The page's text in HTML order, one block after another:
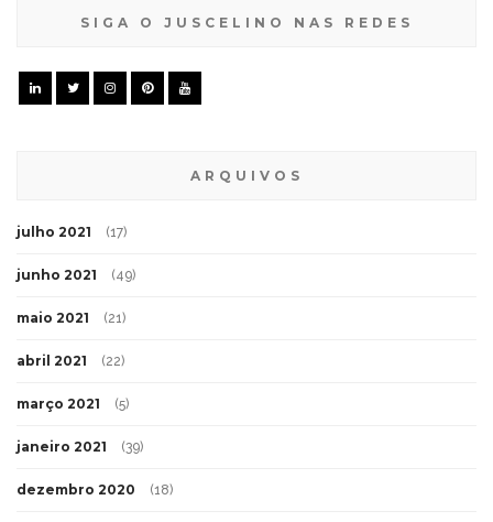
SIGA O JUSCELINO NAS REDES
ARQUIVOS
julho 2021 (17)
junho 2021 (49)
maio 2021 (21)
abril 2021 (22)
março 2021 (5)
janeiro 2021 (39)
dezembro 2020 (18)